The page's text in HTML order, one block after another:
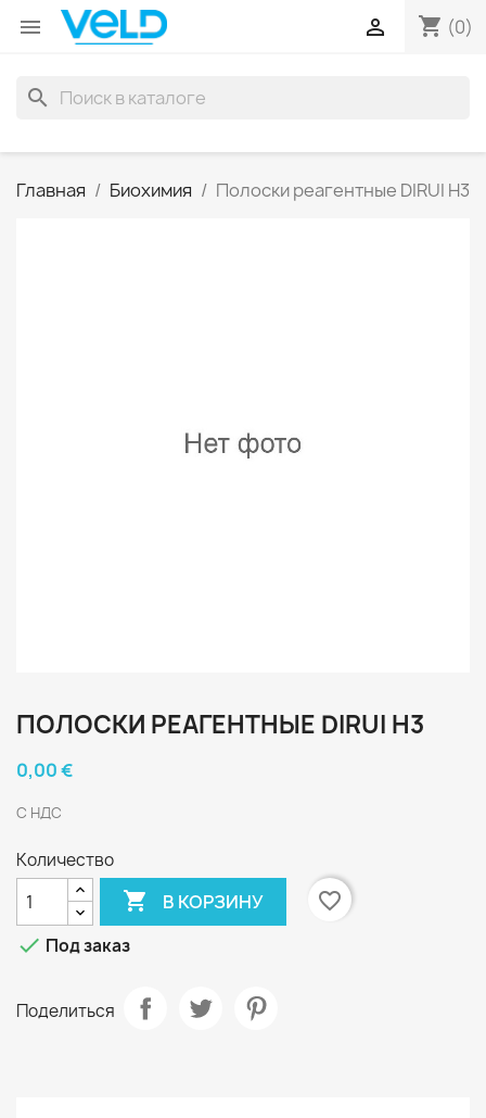
 shopping_cart (0)

search
Главная Биохимия Полоски реагентные DIRUI H3
ПОЛОСКИ РЕАГЕНТНЫЕ DIRUI H3
0,00 €
С НДС
Количество
 В КОРЗИНУ
favorite_border
 Под заказ
Поделиться